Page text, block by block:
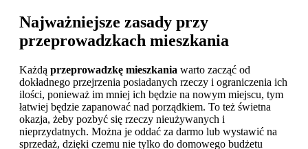
Najważniejsze zasady przy
przeprowadzkach mieszkania
Każdą przeprowadzkę mieszkania warto zacząć od
dokładnego przejrzenia posiadanych rzeczy i ograniczenia ich
ilości, ponieważ im mniej ich będzie na nowym miejscu, tym
łatwiej będzie zapanować nad porządkiem. To też świetna
okazja, żeby pozbyć się rzeczy nieużywanych i
nieprzydatnych. Można je oddać za darmo lub wystawić na
sprzedaż, dzięki czemu nie tylko do domowego budżetu